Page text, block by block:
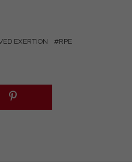
EXERTION RPE